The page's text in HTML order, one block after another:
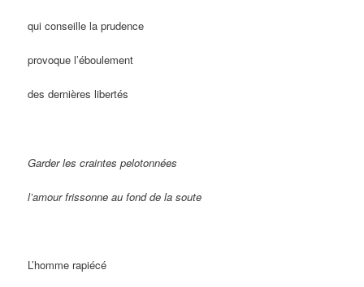
qui conseille la prudence
provoque l’éboulement
des dernières libertés
Garder les craintes pelotonnées
l’amour frissonne au fond de la soute
L’homme rapiécé